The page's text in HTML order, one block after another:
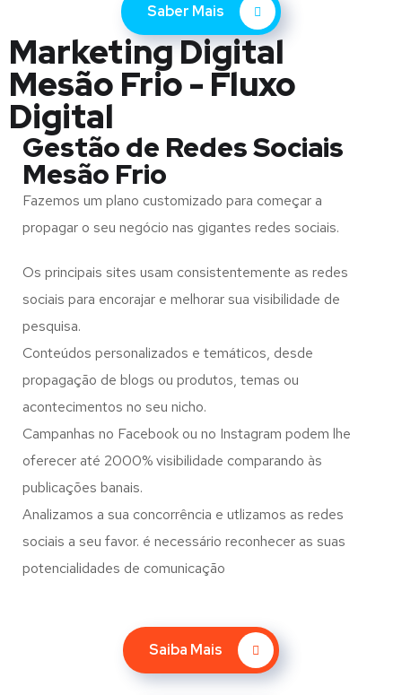
Saber Mais
Marketing Digital
Mesão Frio - Fluxo
Digital
Gestão de Redes Sociais
Mesão Frio
Fazemos um plano customizado para começar a
propagar o seu negócio nas gigantes redes sociais.
Os principais sites usam consistentemente as redes
sociais para encorajar e melhorar sua visibilidade de
pesquisa.
Conteúdos personalizados e temáticos, desde
propagação de blogs ou produtos, temas ou
acontecimentos no seu nicho.
Campanhas no Facebook ou no Instagram podem lhe
oferecer até 2000% visibilidade comparando às
publicações banais.
Analizamos a sua concorrência e utlizamos as redes
sociais a seu favor. é necessário reconhecer as suas
potencialidades de comunicação
Saiba Mais